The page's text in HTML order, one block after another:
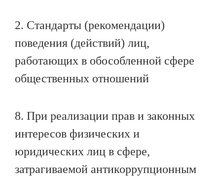
2. Стандарты (рекомендации)
поведения (действий) лиц,
работающих в обособленной сфере
общественных отношений
8. При реализации прав и законных
интересов физических и
юридических лиц в сфере,
затрагиваемой антикоррупционным